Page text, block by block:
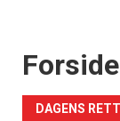
DAGENS RETT